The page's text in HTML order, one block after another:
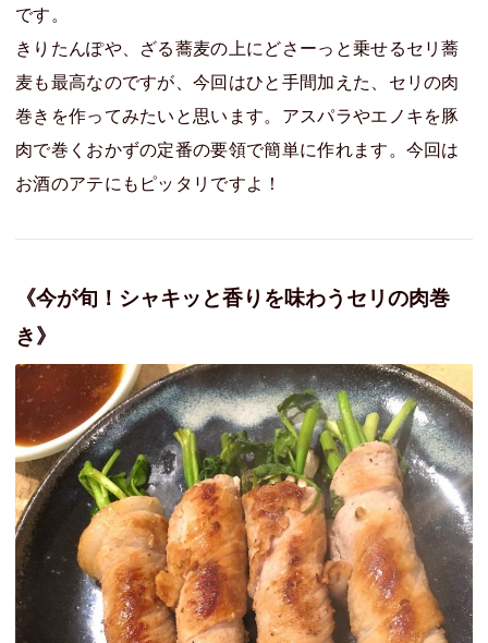
です。
きりたんぽや、ざる蕎麦の上にどさーっと乗せるセリ蕎
麦も最高なのですが、今回はひと手間加えた、セリの肉
巻きを作ってみたいと思います。アスパラやエノキを豚
肉で巻くおかずの定番の要領で簡単に作れます。今回は
お酒のアテにもピッタリですよ！
《今が旬！シャキッと香りを味わうセリの肉巻
き》